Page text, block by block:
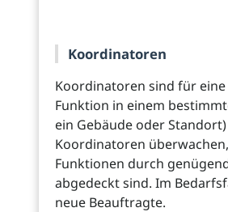
Koordinatoren
Koordinatoren sind für
Funktion in einem
ein Gebäude oder
Koordinatoren
Funktionen durch
abgedeckt sind. Im
neue Beauftragte.